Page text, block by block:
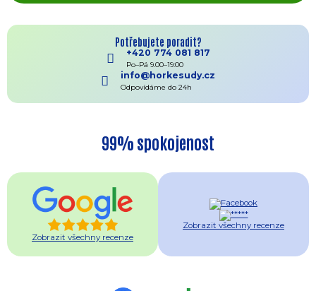
Potřebujete poradit?
+420 774 081 817
Po–Pá 9.00–19:00
info@horkesudy.cz
Odpovídáme do 24h
99% spokojenost
Zobrazit všechny recenze
Zobrazit všechny recenze